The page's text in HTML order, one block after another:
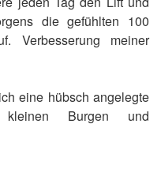
die gefühlten 100
Verbesserung meiner
eine hübsch angelegte
Burgen und